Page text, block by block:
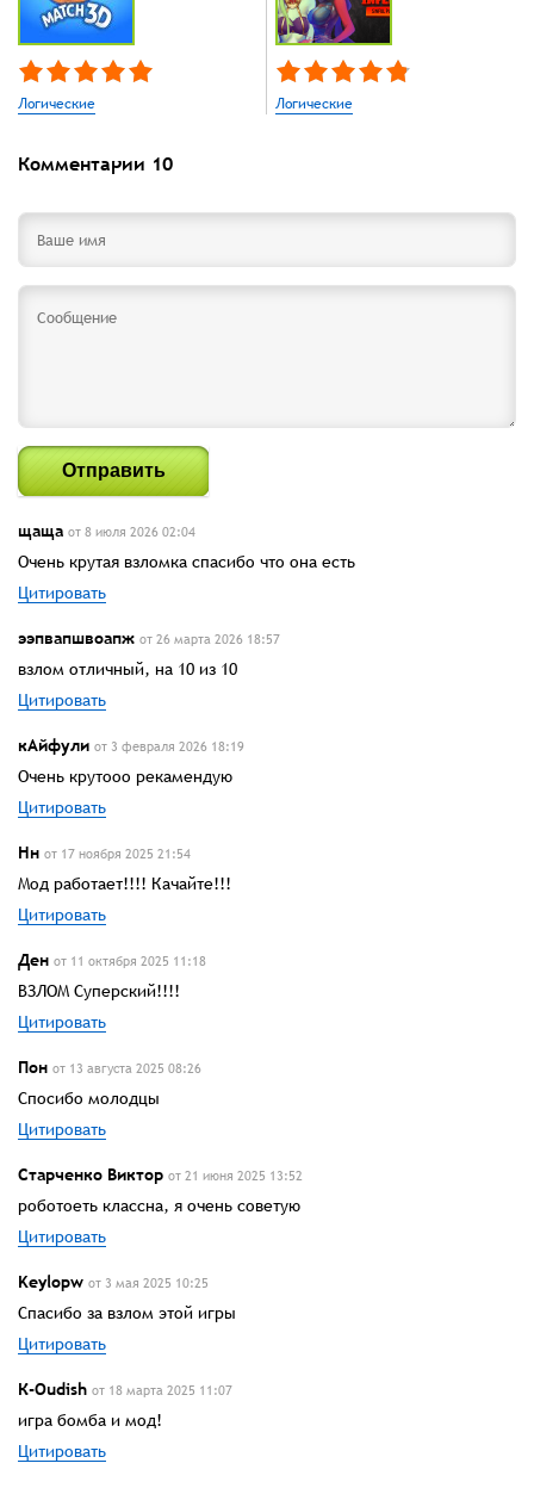
Логические Логические
Комментарии 10
Отправить
щаща от 8 июля 2026 02:04
Очень крутая взломка спасибо что она есть
Цитировать
ээпвапшвоапж от 26 марта 2026 18:57
взлом отличный, на 10 из 10
Цитировать
кАйфули от 3 февраля 2026 18:19
Очень крутооо рекамендую
Цитировать
Нн от 17 ноября 2025 21:54
Мод работает!!!! Качайте!!!
Цитировать
Ден от 11 октября 2025 11:18
ВЗЛОМ Суперский!!!!
Цитировать
Пон от 13 августа 2025 08:26
Спосибо молодцы
Цитировать
Старченко Виктор от 21 июня 2025 13:52
роботоеть классна, я очень советую
Цитировать
Keylopw от 3 мая 2025 10:25
Спасибо за взлом этой игры
Цитировать
К-Oudish от 18 марта 2025 11:07
игра бомба и мод!
Цитировать